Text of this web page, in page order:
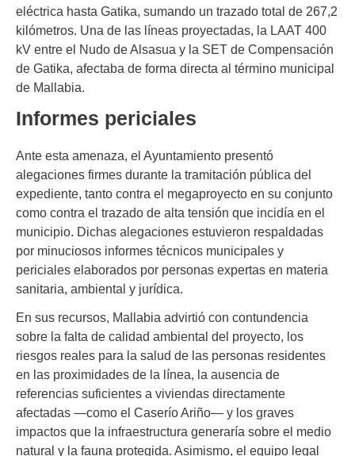
eléctrica hasta Gatika, sumando un trazado total de 267,2
kilómetros. Una de las líneas proyectadas, la LAAT 400
kV entre el Nudo de Alsasua y la SET de Compensación
de Gatika, afectaba de forma directa al término municipal
de Mallabia.
Informes periciales
Ante esta amenaza, el Ayuntamiento presentó
alegaciones firmes durante la tramitación pública del
expediente, tanto contra el megaproyecto en su conjunto
como contra el trazado de alta tensión que incidía en el
municipio. Dichas alegaciones estuvieron respaldadas
por minuciosos informes técnicos municipales y
periciales elaborados por personas expertas en materia
sanitaria, ambiental y jurídica.
En sus recursos, Mallabia advirtió con contundencia
sobre la falta de calidad ambiental del proyecto, los
riesgos reales para la salud de las personas residentes
en las proximidades de la línea, la ausencia de
referencias suficientes a viviendas directamente
afectadas —como el Caserío Ariño— y los graves
impactos que la infraestructura generaría sobre el medio
natural y la fauna protegida. Asimismo, el equipo legal